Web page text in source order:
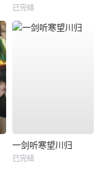
已完结
一剑听寒望川归
已完结